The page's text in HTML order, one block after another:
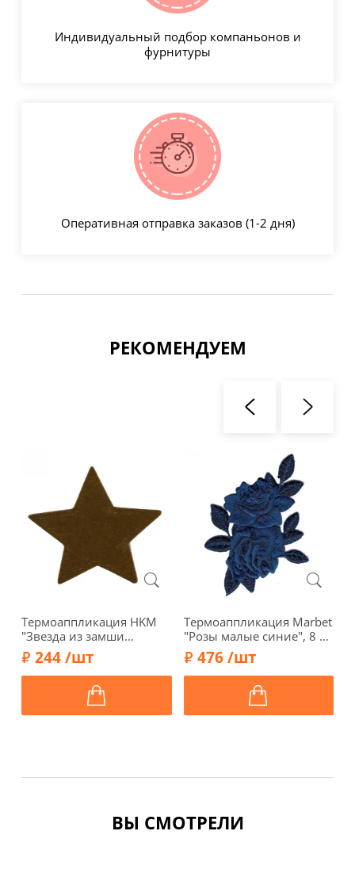
Индивидуальный подбор компаньонов и
фурнитуры
Оперативная отправка заказов (1-2 дня)
РЕКОМЕНДУЕМ
Термоаппликация HKM
"Звезда из замши
коричневая", 5,0 х 5,0 см,
43167
244 /шт
Термоаппликация Marbet
"Розы малые синие", 8 х
10,5 см, 569990.B
476 /шт
ВЫ СМОТРЕЛИ